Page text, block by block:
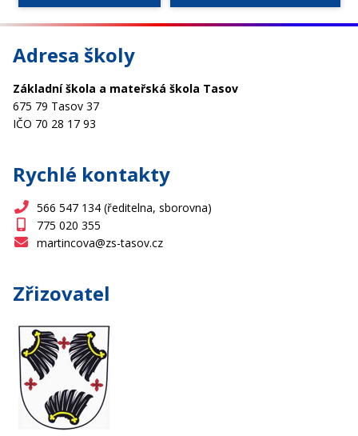
Adresa školy
Základní škola a mateřská škola Tasov
675 79 Tasov 37
IČO 70 28 17 93
Rychlé kontakty
566 547 134 (ředitelna, sborovna)
775 020 355
martincova@zs-tasov.cz
Zřizovatel